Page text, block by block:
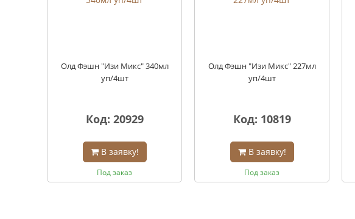
Олд Фэшн "Изи Микс" 340мл
уп/4шт
Код: 20929
В заявку!
Под заказ
Олд Фэшн "Изи Микс" 227мл
уп/4шт
Код: 10819
В заявку!
Под заказ